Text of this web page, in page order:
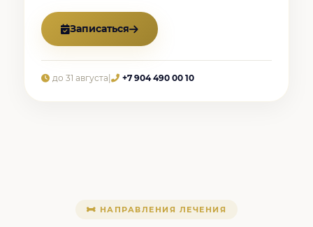
Записаться
до 31 августа +7 904 490 00 10
НАПРАВЛЕНИЯ ЛЕЧЕНИЯ